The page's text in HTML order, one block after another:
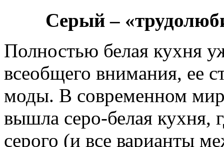
Серый –
Полностью белая кухня
всеобщего внимания, ее
моды. В современном
вышла серо-белая кухня,
серого (и все варианты